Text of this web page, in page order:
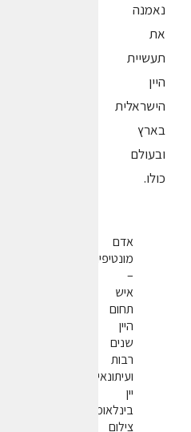
נאמנה
את
תעשיית
היין
הישראלית
בארץ
ובעולם
כולו.
אדם
מונטיפיורי
–
איש
תחום
היין
שנים
רבות
ועיתונאי
יין
בינלאומי.
צילום